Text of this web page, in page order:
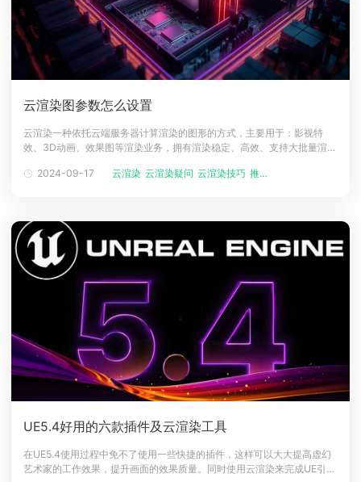
云渲染图参数怎么设置
云渲染一种依托云端服务器计算渲染的图形的方式，主要用于：影视特
效、3D动画、效果图等渲染业务，拥有渲染稳定、高效、支持大批量渲染
看看吧。云渲染图设置参数方法云渲染目前在市场上拥有绝对渲染说话
2024-09-17 云渲染 云渲染疑问 云渲染技巧 推荐阅读
UE5.4好用的六款插件及云渲染工具
在UE5.4使用过程中免不了使用一些快捷的插件，这样可以大大提高虚幻
艺术家的工作效果，提升画面的效果质量。同时使用云渲染来完成UE引擎